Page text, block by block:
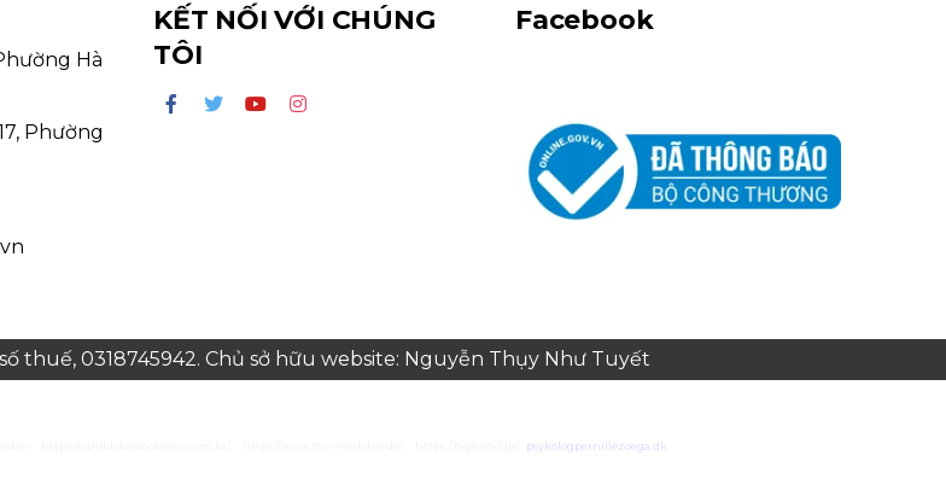
Hà
Phường
KẾT NỐI VỚI CHÚNG
TÔI
Facebook
thuế, 0318745942. Chủ sở hữu website: Nguyễn Thụy Như Tuyết
psykologpernillezoega.dk